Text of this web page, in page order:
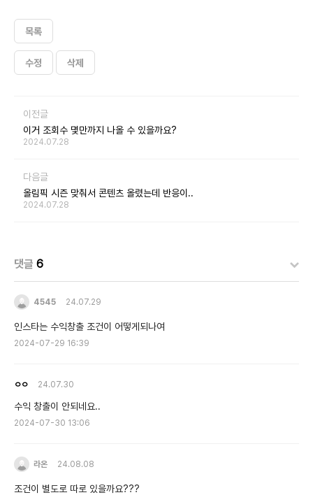
목록
수정 삭제
이전글
이거 조회수 몇만까지 나올 수 있을까요?
2024.07.28
다음글
올림픽 시즌 맞춰서 콘텐츠 올렸는데 반응이..
2024.07.28
댓글 6
4545 24.07.29
인스타는 수익창출 조건이 어떻게되나여
2024-07-29 16:39
ㅇㅇ 24.07.30
수익 창출이 안되네요..
2024-07-30 13:06
라온 24.08.08
조건이 별도로 따로 있을까요???